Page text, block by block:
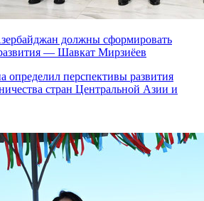
должны сформировать
— Шавкат Мирзиёев
определил перспективы развития
стран Центральной Азии и